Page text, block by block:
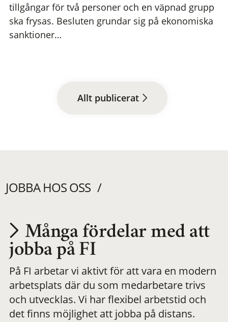
tillgångar för två personer och en väpnad grupp
ska frysas. Besluten grundar sig på ekonomiska
sanktioner…
Allt publicerat
JOBBA HOS OSS
Utvecklas på en
meningsfull och
flexibel
Många fördelar med att
jobba på FI
På FI arbetar vi aktivt för att vara en modern
arbetsplats där du som medarbetare trivs
och utvecklas. Vi har flexibel arbetstid och
det finns möjlighet att jobba på distans.